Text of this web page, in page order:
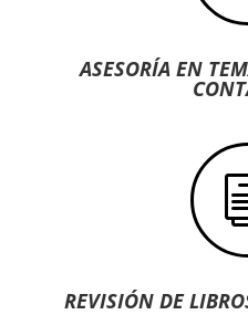
ASESORÍA EN
REVISIÓN DE